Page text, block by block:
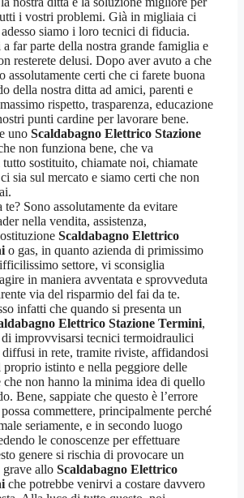
i vostri problemi. Già in migliaia ci
siamo i loro tecnici di fiducia.
far parte della nostra grande famiglia e
resterete delusi. Dopo aver avuto a che
assolutamente certi che ci farete buona
della nostra ditta ad amici, parenti e
rispetto, trasparenza, educazione
punti cardine per lavorare bene.
uno Scaldabagno Elettrico Stazione
non funziona bene, che va
sostituito, chiamate noi, chiamate
sia sul mercato e siamo certi che non
Sono assolutamente da evitare
nella vendita, assistenza,
Scaldabagno Elettrico
o gas, in quanto azienda di primissimo
settore, vi sconsiglia
in maniera avventata e sprovveduta
via del risparmio del fai da te.
infatti che quando si presenta un
Elettrico Stazione Termini,
improvvisarsi tecnici termoidraulici
in rete, tramite riviste, affidandosi
proprio istinto e nella peggiore delle
che non hanno la minima idea di quello
Bene, sappiate che questo è l’errore
commettere, principalmente perché
seriamente, e in secondo luogo
le conoscenze per effettuare
genere si rischia di provocare un
grave allo Scaldabagno Elettrico
che potrebbe venirvi a costare davvero